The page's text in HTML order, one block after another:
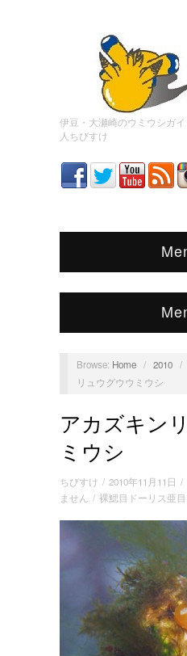
伊豆・大瀬崎のウミウシガ
人ちびすけ
Browse: Home / 2010 /
リュウグウウミウシ
アカズキン
ミウシ
ちびすけ / 2010年11月11日 /
ません / 裸鰓目ドーリス亜目